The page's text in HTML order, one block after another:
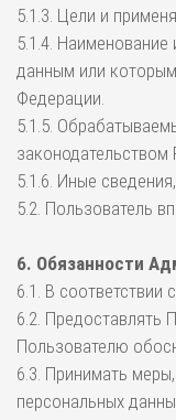
5.1.3. Цели и
5.1.4.
данным или
Федерации.
5.1.5.
5.1.6. Иные
5.2. Пользователь
6. Обязанности
6.1. В соответствии
6.2. Предоставлять
Пользователю
6.3. Принимать
персональных